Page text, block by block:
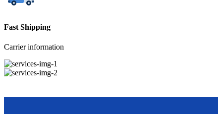
Fast Shipping
Carrier information